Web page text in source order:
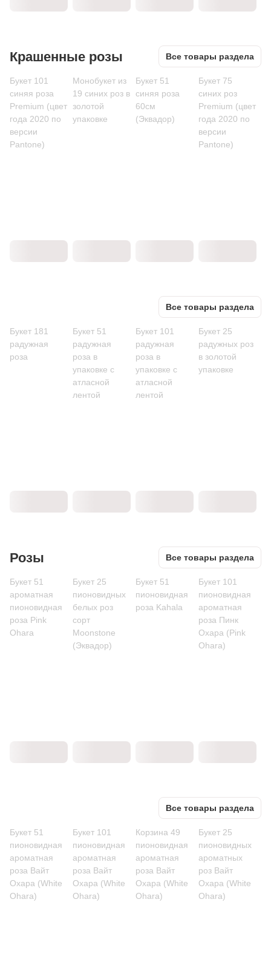
Крашенные розы Все товары раздела
Букет 101
синяя роза
Premium (цвет
года 2020 по
версии
Pantone)
Монобукет из
19 синих роз в
золотой
упаковке
Букет 51
синяя роза
60см
(Эквадор)
Букет 75
синих роз
Premium (цвет
года 2020 по
версии
Pantone)
Все товары раздела
Букет 181
радужная
роза
Букет 51
радужная
роза в
упаковке с
атласной
лентой
Букет 101
радужная
роза в
упаковке с
атласной
лентой
Букет 25
радужных роз
в золотой
упаковке
Розы Все товары раздела
Букет 51
ароматная
пионовидная
роза Pink
Ohara
Букет 25
пионовидных
белых роз
сорт
Moonstone
(Эквадор)
Букет 51
пионовидная
роза Kahala
Букет 101
пионовидная
ароматная
роза Пинк
Охара (Pink
Ohara)
Все товары раздела
Букет 51
пионовидная
ароматная
роза Вайт
Охара (White
Ohara)
Букет 101
пионовидная
ароматная
роза Вайт
Охара (White
Ohara)
Корзина 49
пионовидная
ароматная
роза Вайт
Охара (White
Ohara)
Букет 25
пионовидных
ароматных
роз Вайт
Охара (White
Ohara)